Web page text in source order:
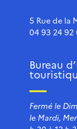
5 Rue de la
04 93 24 92
Bureau
Fermé le
le Mardi,